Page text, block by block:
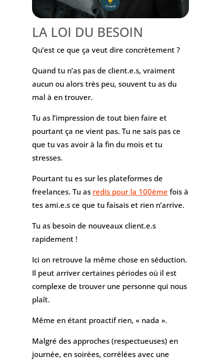
LA LOI DU BESOIN
Qu’est ce que ça veut dire concrètement ?
Quand tu n’as pas de client.e.s, vraiment
aucun ou alors très peu, souvent tu as du
mal à en trouver.
Tu as l’impression de tout bien faire et
pourtant ça ne vient pas. Tu ne sais pas ce
que tu vas avoir à la fin du mois et tu
stresses.
Pourtant tu es sur les plateformes de
freelances. Tu as redis pour la 100ème fois à
tes ami.e.s ce que tu faisais et rien n’arrive.
Tu as besoin de nouveaux client.e.s
rapidement !
Ici on retrouve la même chose en séduction.
Il peut arriver certaines périodes où il est
complexe de trouver une personne qui nous
plaît.
Même en étant proactif rien, « nada ».
Malgré des approches (respectueuses) en
journée, en soirées, corrélées avec une